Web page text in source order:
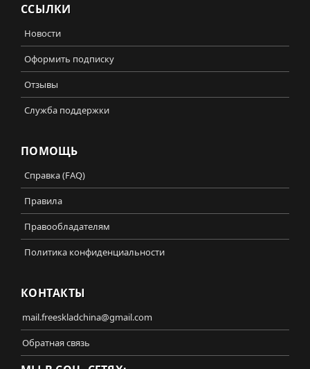
ССЫЛКИ
Новости
Оформить подписку
Отзывы
Служба поддержки
ПОМОЩЬ
Справка (FAQ)
Правила
Правообладателям
Политика конфиденциальности
КОНТАКТЫ
mail.freeskladchina@gmail.com
Обратная связь